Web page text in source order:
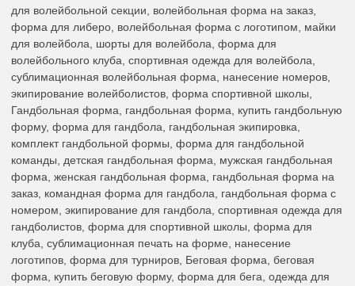
для волейбольной секции, волейбольная форма на заказ,
форма для либеро, волейбольная форма с логотипом, майки
для волейбола, шорты для волейбола, форма для
волейбольного клуба, спортивная одежда для волейбола,
сублимационная волейбольная форма, нанесение номеров,
экипирование волейболистов, форма спортивной школы,
Гандбольная форма, гандбольная форма, купить гандбольную
форму, форма для гандбола, гандбольная экипировка,
комплект гандбольной формы, форма для гандбольной
команды, детская гандбольная форма, мужская гандбольная
форма, женская гандбольная форма, гандбольная форма на
заказ, командная форма для гандбола, гандбольная форма с
номером, экипирование для гандбола, спортивная одежда для
гандболистов, форма для спортивной школы, форма для
клуба, сублимационная печать на форме, нанесение
логотипов, форма для турниров, Беговая форма, беговая
форма, купить беговую форму, форма для бега, одежда для